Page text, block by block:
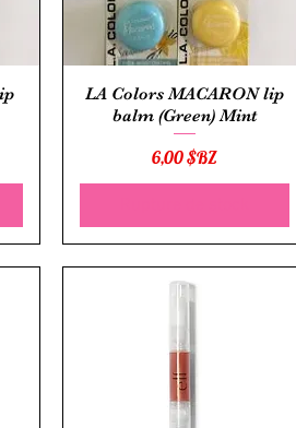
Aperçu rapide
LA Colors MACARON lip
balm (Green) Mint
Prix
6,00 $BZ